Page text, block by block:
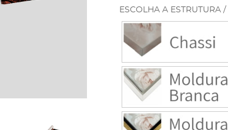
ESCOLHA A ESTRUTURA